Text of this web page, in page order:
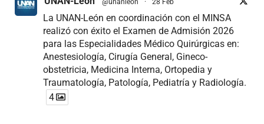
@unanleon · 28 Feb
La UNAN-León en coordinación con el MINSA
realizó con éxito el Examen de Admisión 2026
para las Especialidades Médico Quirúrgicas en:
Anestesiología, Cirugía General, Gineco-
obstetricia, Medicina Interna, Ortopedia y
Traumatología, Patología, Pediatría y Radiología.
4